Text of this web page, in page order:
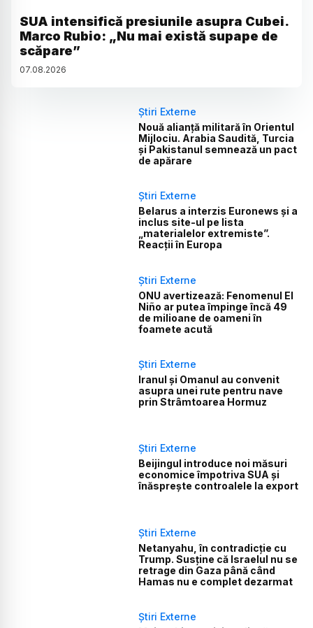
SUA intensifică presiunile asupra Cubei.
Marco Rubio: „Nu mai există supape de
scăpare”
07.08.2026
Știri Externe
Nouă alianță militară în Orientul
Mijlociu. Arabia Saudită, Turcia
și Pakistanul semnează un pact
de apărare
Știri Externe
Belarus a interzis Euronews și a
inclus site-ul pe lista
„materialelor extremiste”.
Reacții în Europa
Știri Externe
ONU avertizează: Fenomenul El
Niño ar putea împinge încă 49
de milioane de oameni în
foamete acută
Știri Externe
Iranul și Omanul au convenit
asupra unei rute pentru nave
prin Strâmtoarea Hormuz
Știri Externe
Beijingul introduce noi măsuri
economice împotriva SUA și
înăsprește controalele la export
Știri Externe
Netanyahu, în contradicție cu
Trump. Susține că Israelul nu se
retrage din Gaza până când
Hamas nu e complet dezarmat
Știri Externe